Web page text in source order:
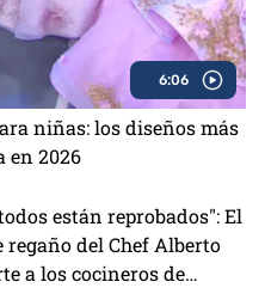
6:06
niñas: los diseños más
en 2026
están reprobados": El
regaño del Chef Alberto
a los cocineros de